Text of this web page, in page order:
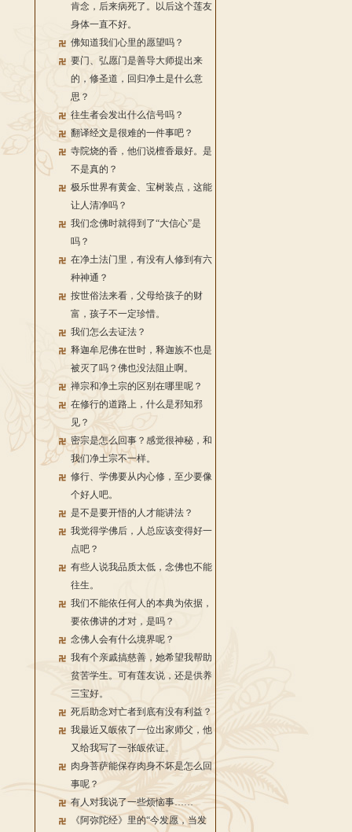
肯念，后来病死了。以后这个莲友
身体一直不好。
佛知道我们心里的愿望吗？
要门、弘愿门是善导大师提出来
的，修圣道，回归净土是什么意
思？
往生者会发出什么信号吗？
翻译经文是很难的一件事吧？
寺院烧的香，他们说檀香最好。是
不是真的？
极乐世界有黄金、宝树装点，这能
让人清净吗？
我们念佛时就得到了“大信心”是
吗？
在净土法门里，有没有人修到有六
种神通？
按世俗法来看，父母给孩子的财
富，孩子不一定珍惜。
我们怎么去证法？
释迦牟尼佛在世时，释迦族不也是
被灭了吗？佛也没法阻止啊。
禅宗和净土宗的区别在哪里呢？
在修行的道路上，什么是邪知邪
见？
密宗是怎么回事？感觉很神秘，和
我们净土宗不一样。
修行、学佛要从内心修，至少要像
个好人吧。
是不是要开悟的人才能讲法？
我觉得学佛后，人总应该变得好一
点吧？
有些人说我品质太低，念佛也不能
往生。
我们不能依任何人的本典为依据，
要依佛讲的才对，是吗？
念佛人会有什么境界呢？
我有个亲戚搞慈善，她希望我帮助
贫苦学生。可有莲友说，还是供养
三宝好。
死后助念对亡者到底有没有利益？
我最近又皈依了一位出家师父，他
又给我写了一张皈依证。
肉身菩萨能保存肉身不坏是怎么回
事呢？
有人对我说了一些烦恼事……
《阿弥陀经》里的“今发愿，当发